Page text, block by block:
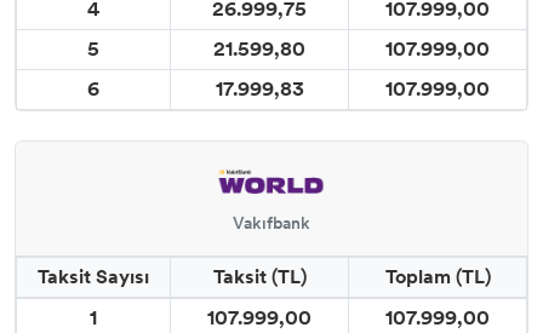
4 26.999,75
107.999,00
5
21.599,80
107.999,00
6
17.999,83 107.999,00
Vakıfbank
Taksit Sayısı Taksit (TL)
Toplam (TL)
1
107.999,00
107.999,00